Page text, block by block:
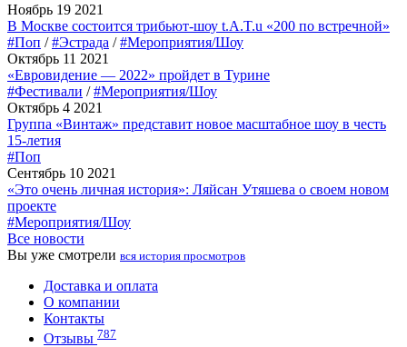
Ноябрь 19 2021
В Москве состоится трибьют-шоу t.A.T.u «200 по встречной»
#Поп /#Эстрада /#Мероприятия/Шоу
Октябрь 11 2021
«Евровидение — 2022» пройдет в Турине
#Фестивали /#Мероприятия/Шоу
Октябрь 4 2021
Группа «Винтаж» представит новое масштабное шоу в честь
15-летия
#Поп
Сентябрь 10 2021
«Это очень личная история»: Ляйсан Утяшева о своем новом
проекте
#Мероприятия/Шоу
Все новости
Вы уже смотрели вся история просмотров
Доставка и оплата
О компании
Контакты
Отзывы 787